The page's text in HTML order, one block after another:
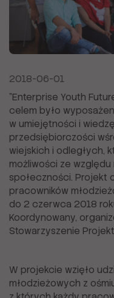
2018-06-01
"Enterprise Youth
celem było
w umiejętności i
przedsiębiorczości
wiejskich i odległych,
możliwości ze
społeczności. Projekt
pracowników
do 2 czerwca 2018
Koordynowany,
Stowarzyszenie
W projekcie wzięło
młodzieżowych z